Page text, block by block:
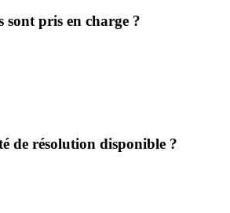
sont pris en charge ?
de résolution disponible ?